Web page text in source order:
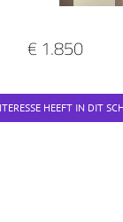
€ 1.850
HEEFT IN DIT